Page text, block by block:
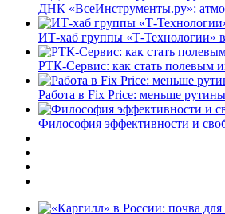
ДНК «ВсеИнструменты.ру»:
ИТ-хаб группы «Т-Технологии»
РТК-Сервис: как стать полевым
Работа в Fix Price: меньше
Философия эффективности и